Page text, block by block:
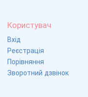
Користувач
Вхід
Реєстрація
Порівняння
Зворотний дзвінок